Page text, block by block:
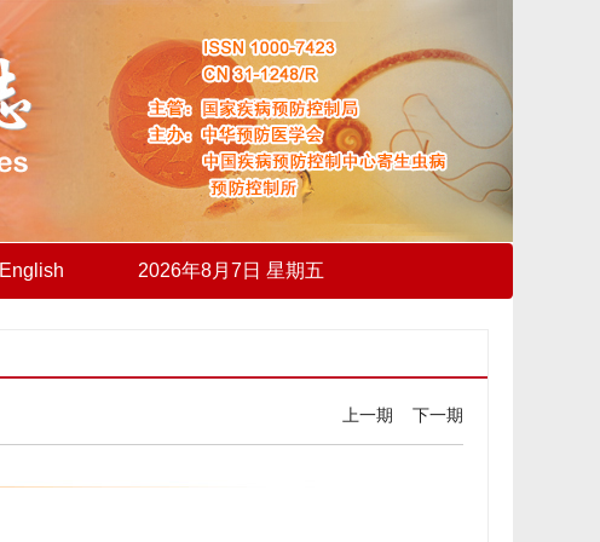
English 2026年8月7日 星期五
上一期 下一期